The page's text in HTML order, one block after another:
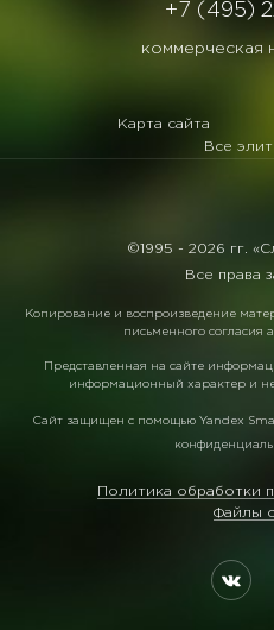
+7 (495)
коммерческая
Карта сайта
Все
©1995 - 2026 гг.
Все права
Копирование и воспроизведение
письменного согласия
Представленная на сайте
информационный характер и
Сайт защищен с помощью Yandex
Политика обработки
Файлы